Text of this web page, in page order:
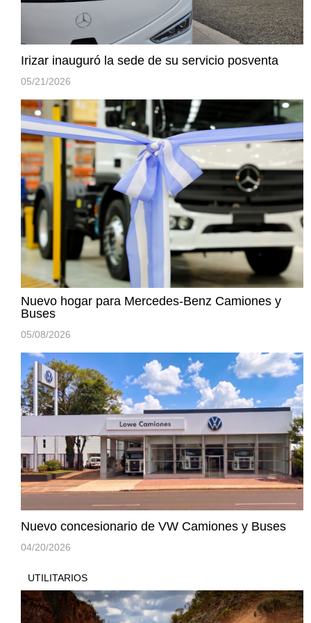
Irizar inauguró la sede de su servicio posventa
05/21/2026
Nuevo hogar para Mercedes-Benz Camiones y
Buses
05/08/2026
Nuevo concesionario de VW Camiones y Buses
04/20/2026
UTILITARIOS